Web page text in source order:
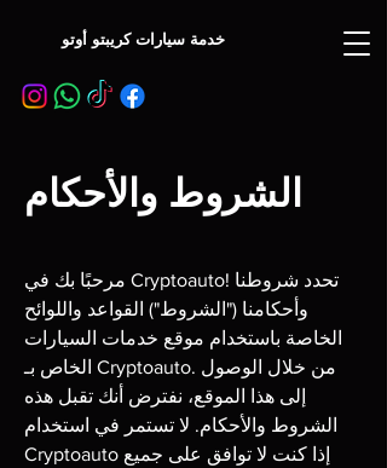
خدمة سيارات كريبتو أوتو
الشروط والأحكام
مرحبًا بك في Cryptoauto! تحدد شروطنا
وأحكامنا ("الشروط") القواعد واللوائح
الخاصة باستخدام موقع خدمات السيارات
الخاص بـ Cryptoauto. من خلال الوصول
إلى هذا الموقع، نفترض أنك تقبل هذه
الشروط والأحكام. لا تستمر في استخدام
Cryptoauto إذا كنت لا توافق على جميع